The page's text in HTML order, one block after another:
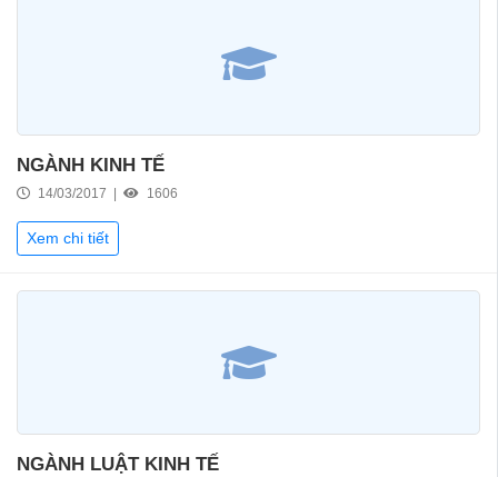
NGÀNH KINH TẾ
14/03/2017 | 1606
Xem chi tiết
NGÀNH LUẬT KINH TẾ